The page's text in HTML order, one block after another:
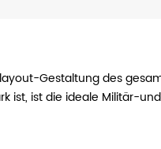
Gestaltung des
ist, ist die ideale Militär-